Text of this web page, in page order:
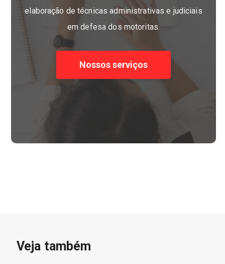
elaboração de técnicas administrativas e judiciais
em defesa dos motoritas.
Nossos serviços
Veja também